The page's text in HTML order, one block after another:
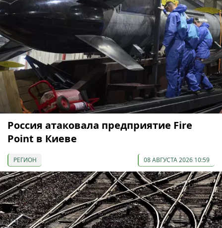
Россия атаковала предприятие Fire
Point в Киеве
РЕГИОН 08 АВГУСТА 2026 10:59